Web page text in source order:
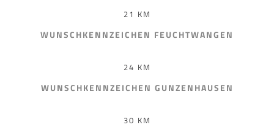
21 KM
WUNSCHKENNZEICHEN FEUCHTWANGEN
24 KM
WUNSCHKENNZEICHEN GUNZENHAUSEN
30 KM